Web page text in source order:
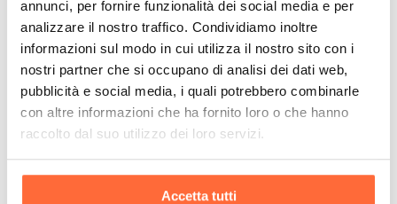
annunci, per fornire funzionalità dei social media e per
analizzare il nostro traffico. Condividiamo inoltre
informazioni sul modo in cui utilizza il nostro sito con i
nostri partner che si occupano di analisi dei dati web,
pubblicità e social media, i quali potrebbero combinarle
con altre informazioni che ha fornito loro o che hanno
raccolto dal suo utilizzo dei loro servizi.
Accetta tutti